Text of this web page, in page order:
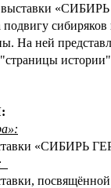
выставки
На ней
«СИБИРЬ